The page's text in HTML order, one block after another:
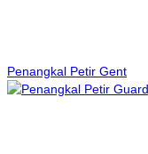
Penangkal Petir Gent